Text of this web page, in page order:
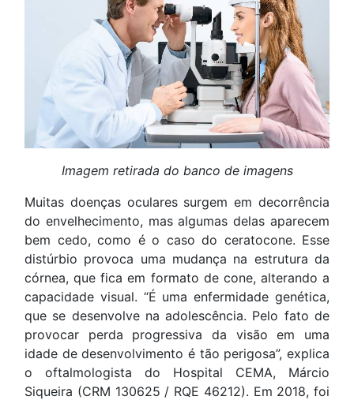
Imagem retirada do banco de imagens
Muitas doenças oculares surgem em decorrência
do envelhecimento, mas algumas delas aparecem
bem cedo, como é o caso do ceratocone. Esse
distúrbio provoca uma mudança na estrutura da
córnea, que fica em formato de cone, alterando a
capacidade visual. “É uma enfermidade genética,
que se desenvolve na adolescência. Pelo fato de
provocar perda progressiva da visão em uma
idade de desenvolvimento é tão perigosa”, explica
o oftalmologista do Hospital CEMA, Márcio
Siqueira (CRM 130625 / RQE 46212). Em 2018, foi